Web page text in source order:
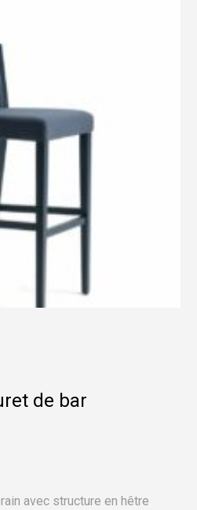
de bar
avec structure en hêtre